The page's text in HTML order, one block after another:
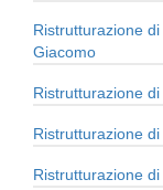
Ristrutturazione
Giacomo
Ristrutturazione
Ristrutturazione
Ristrutturazione